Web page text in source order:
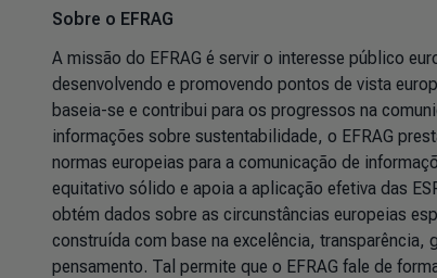
Sobre o EFRAG
A missão do EFRAG é servir o interesse público
desenvolvendo e promovendo pontos de vista
baseia-se e contribui para os progressos na
informações sobre sustentabilidade, o EFRAG
normas europeias para a comunicação de
equitativo sólido e apoia a aplicação efetiva das
obtém dados sobre as circunstâncias europeias
construída com base na excelência,
pensamento. Tal permite que o EFRAG fale de